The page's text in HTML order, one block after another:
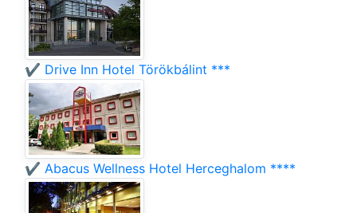
✔️ Drive Inn Hotel Törökbálint ***
✔️ Abacus Wellness Hotel Herceghalom ****